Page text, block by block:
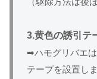
3.黄色の誘引テ
➡ハモグリバエ
テープを設置し